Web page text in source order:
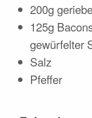
200g
125g
gewürfelter
Salz
Pfeffer